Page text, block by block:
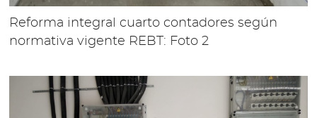
Reforma integral cuarto contadores según
normativa vigente REBT: Foto 2